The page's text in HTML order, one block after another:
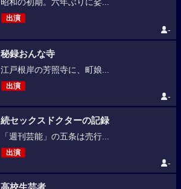
昭和の初期。六年ぶりに娑...
出演
-
秘録おんな寺
江戸根岸の芳照寺に、町娘...
出演
-
続セックスドクターの記録
「週刊芸能」の五条は売行...
出演
-